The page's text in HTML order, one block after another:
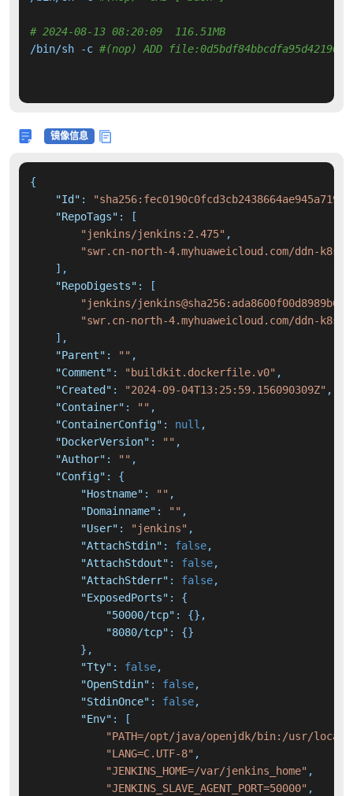
# 2024-08-13 08:20:09  116.51MB
/bin/sh -c #(nop) ADD
镜像信息
{
"Id" :
"RepoTags" :
[
"jenkins/jenkins:2.475" ,
"swr.cn-north-4.myhuaweicloud.com/ddn-
] ,
"RepoDigests" :
[
"jenkins/
"swr.cn-north-4.myhuaweicloud.com/ddn-k8s/
] ,
"Parent" : "" ,
"Comment" : "buildkit.dockerfile.v0" ,
"Created" : "2024-09-04T13:25:59.156090309Z" ,
"Container" : "" ,
"ContainerConfig" : null ,
"DockerVersion" : "" ,
"Author" : "" ,
"Config" :
{
"Hostname" : "" ,
"Domainname" : "" ,
"User" : "jenkins" ,
"AttachStdin" : false,
"AttachStdout" : false,
"AttachStderr" : false,
"ExposedPorts" :
{
"50000/tcp" : {} ,
"8080/tcp" : {}
} ,
"Tty" : false,
"OpenStdin" : false,
"StdinOnce" : false,
"Env" :
[
"PATH=/opt/java/openjdk/bin:/usr/
"LANG=C.UTF-8" ,
"JENKINS_HOME=/var/jenkins_home" ,
"JENKINS_SLAVE_AGENT_PORT=50000" ,